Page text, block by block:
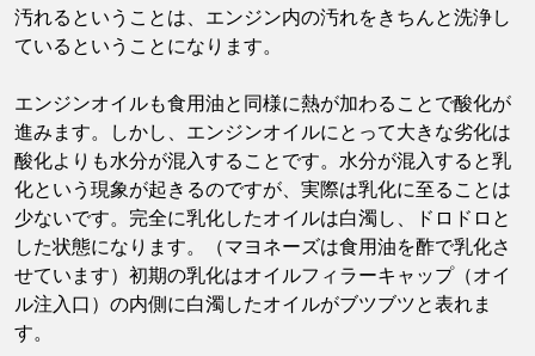
汚れるということは、エンジン内の汚れをきちんと洗浄し
ているということになります。
エンジンオイルも食用油と同様に熱が加わることで酸化が
進みます。しかし、エンジンオイルにとって大きな劣化は
酸化よりも水分が混入することです。水分が混入すると乳
化という現象が起きるのですが、実際は乳化に至ることは
少ないです。完全に乳化したオイルは白濁し、ドロドロと
した状態になります。（マヨネーズは食用油を酢で乳化さ
せています）初期の乳化はオイルフィラーキャップ（オイ
ル注入口）の内側に白濁したオイルがブツブツと表れま
す。